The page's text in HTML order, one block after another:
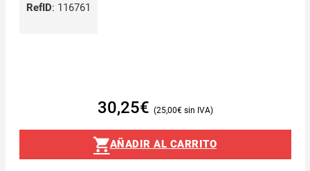
RefID: 116761
30,25€ 25,00€
AÑADIR AL CARRITO